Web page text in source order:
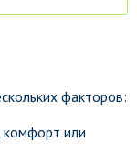
факторов:
или